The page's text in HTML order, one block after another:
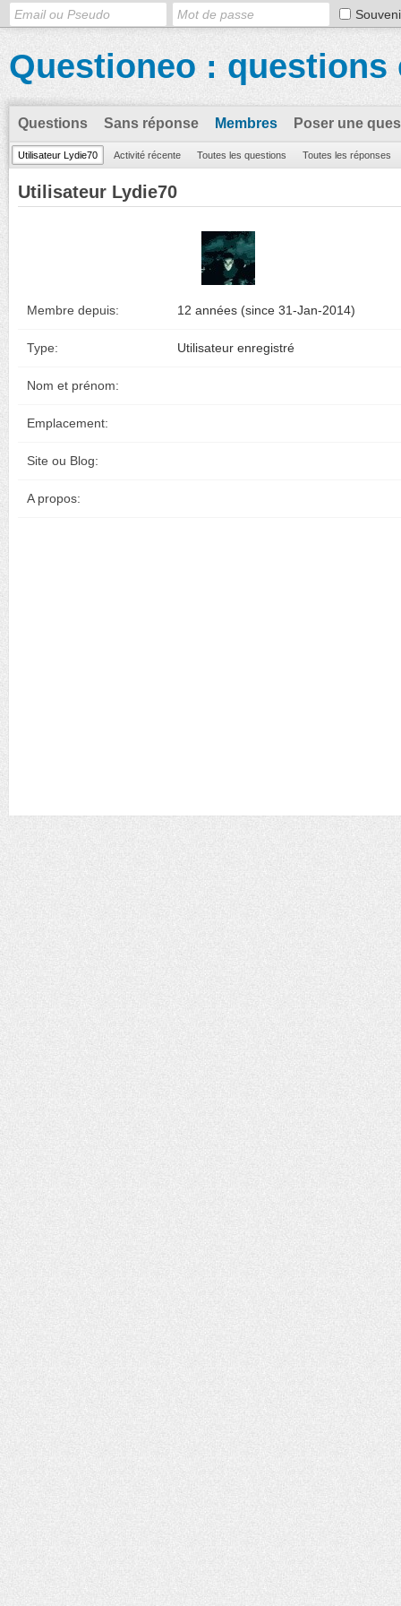
Questioneo : questions
Questions Sans réponse Membres Poser une
Utilisateur Lydie70 Activité récente Toutes les questions Toutes les réponses
Utilisateur Lydie70
Membre depuis: 12 années (since 31-Jan-2014)
Type: Utilisateur enregistré
Nom et prénom:
Emplacement:
Site ou Blog:
A propos: